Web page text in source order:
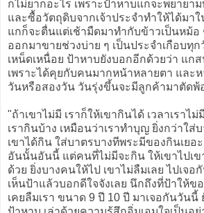
ก็ไม่ยากอะไร เพราะป้าหาบแกจะพยายา
และซื้อวัตถุดิบจากเจ้าประจำทำให้ได้มา
แกก็จะตื่นแต่เช้ามืดมาทำกับข้าวเป็นหม้อ
ออกมาขายช่วงบ่าย ๆ เป็นประจำเกือบทุก
เหน็ดเหนื่อย ป้าหาบยังบอกอีกด้วยว่า แก
เพราะได้คุยกับคนมากหน้าหลายตา และ
วันหรือสองวัน วันรุ่งขึ้นจะมีลูกค้ามาตัดพ้อ
"ถ้าเขาไม่มี เราก็ให้เขากินได้ เวลาเราไ
เรากินบ้าง เหมือนว่าเราทำบุญ ยิ่งกว่าใ
เขาได้กิน ใส่บาตรบางทีพระมีของกินเยอ
อันนั้นอันนี้ แต่คนที่ไม่มีจะกิน ให้เขาไปเ
ด้วย ยิ่งบางคนให้ไป เขาไม่ลืมเลย ไปเจอ
เห็นป้าแล้วบอกดีใจจังเลย นึกถึงที่ป้าให้ข
เคยลืมเรา ขนาด 9 ปี 10 ปี มาเจอกันวันนี้